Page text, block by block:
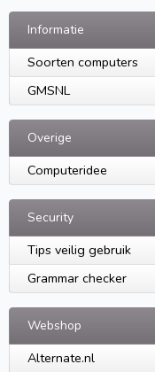
Informatie
Soorten computers
GMSNL
Overige
Computeridee
Security
Tips veilig gebruik
Grammar checker
Webshop
Alternate.nl